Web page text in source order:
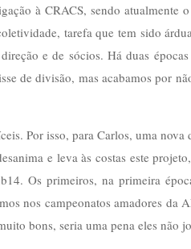
à CRACS, sendo atualmente o
tarefa que tem sido
e de sócios. Há duas
de divisão, mas acabamos por
Por isso, para Carlos, uma nova
e leva às costas este
Os primeiros, na primeira
nos campeonatos amadores da
bons, seria uma pena eles não